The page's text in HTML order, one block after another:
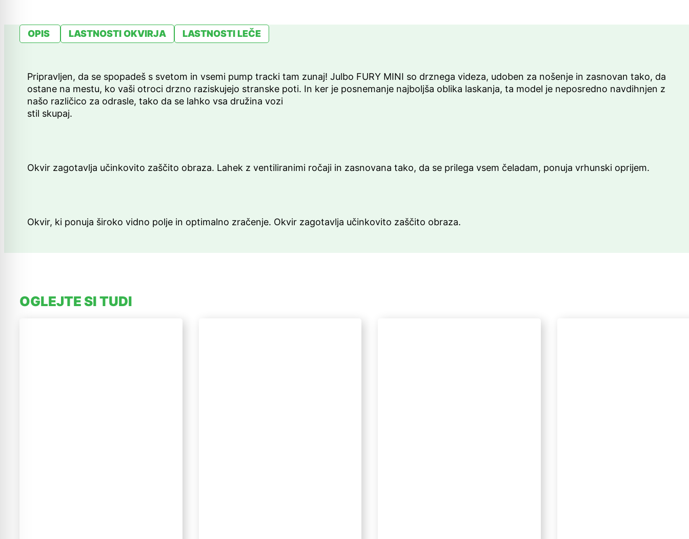
OPIS LASTNOSTI OKVIRJA LASTNOSTI LEČE
Pripravljen, da se spopadeš s svetom in vsemi pump tracki tam zunaj! Julbo FURY MINI so drznega videza, udoben za nošenje in zasnovan tako, da
ostane na mestu, ko vaši otroci drzno raziskujejo stranske poti. In ker je posnemanje najboljša oblika laskanja, ta model je neposredno navdihnjen z
našo različico za odrasle, tako da se lahko vsa družina vozi
stil skupaj.
Okvir zagotavlja učinkovito zaščito obraza. Lahek z ventiliranimi ročaji in zasnovana tako, da se prilega vsem čeladam, ponuja vrhunski oprijem.
Okvir, ki ponuja široko vidno polje in optimalno zračenje. Okvir zagotavlja učinkovito zaščito obraza.
OGLEJTE SI TUDI